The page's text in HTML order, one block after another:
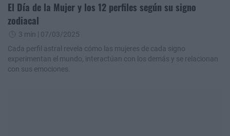
El Día de la Mujer y los 12 perfiles según su signo
zodiacal
3 min | 07/03/2025
Cada perfil astral revela cómo las mujeres de cada signo
experimentan el mundo, interactúan con los demás y se relacionan
con sus emociones.